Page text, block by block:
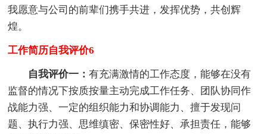
我愿意与公司的前辈们携手共进，发挥优势，共创辉
煌。
工作简历自我评价6
自我评价一：有充满激情的工作态度，能够在没有
监督的情况下按质按量主动完成工作任务、团队协同作
战能力强、一定的组织能力和协调能力、擅于发现问
题、执行力强、思维缜密、保密性好、承担责任，能够